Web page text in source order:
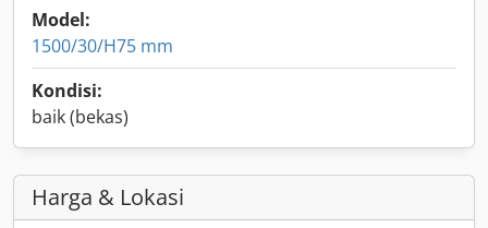
Model:
1500/30/H75 mm
Kondisi:
baik (bekas)
Harga & Lokasi